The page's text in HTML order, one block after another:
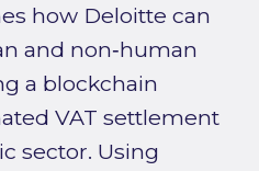
how Deloitte can
and non‑human
a blockchain
VAT settlement
sector. Using